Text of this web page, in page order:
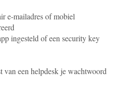
e-mailadres of mobiel
ingesteld of een security key
van een helpdesk je wachtwoord